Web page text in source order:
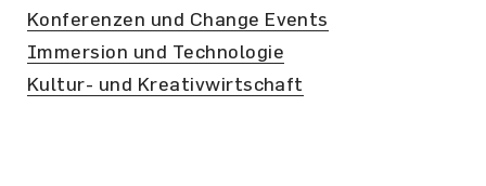
Konferenzen und Change Events
Immersion und Technologie
Kultur- und Kreativwirtschaft